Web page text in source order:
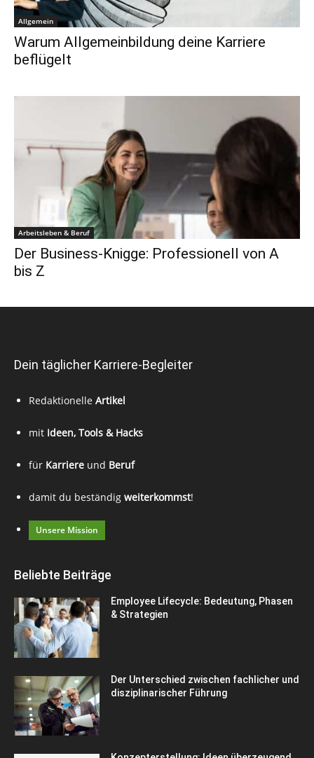
Allgemein
Warum Allgemeinbildung deine Karriere
beflügelt
Arbeitsleben & Beruf
Der Business-Knigge: Professionell von A
bis Z
Dein täglicher Karriere-Begleiter
Redaktionelle Artikel
mit Ideen, Tools & Hacks
für Karriere und Beruf
damit du beständig weiterkommst!
Unsere Mission
Beliebte Beiträge
Employee Lifecycle: Bedeutung, Phasen
& Strategien
Der Unterschied zwischen fachlicher und
disziplinarischer Führung